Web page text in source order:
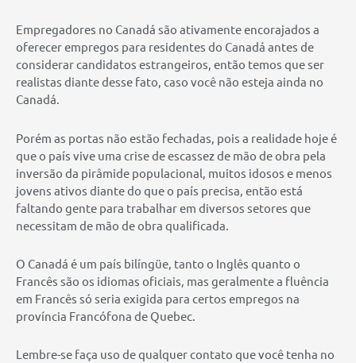
Empregadores no Canadá são ativamente encorajados a
oferecer empregos para residentes do Canadá antes de
considerar candidatos estrangeiros, então temos que ser
realistas diante desse fato, caso você não esteja ainda no
Canadá.
Porém as portas não estão fechadas, pois a realidade hoje é
que o país vive uma crise de escassez de mão de obra pela
inversão da pirâmide populacional, muitos idosos e menos
jovens ativos diante do que o país precisa, então está
faltando gente para trabalhar em diversos setores que
necessitam de mão de obra qualificada.
O Canadá é um país bilíngüe, tanto o Inglês quanto o
Francês são os idiomas oficiais, mas geralmente a fluência
em Francês só seria exigida para certos empregos na
província Francófona de Quebec.
Lembre-se faça uso de qualquer contato que você tenha no